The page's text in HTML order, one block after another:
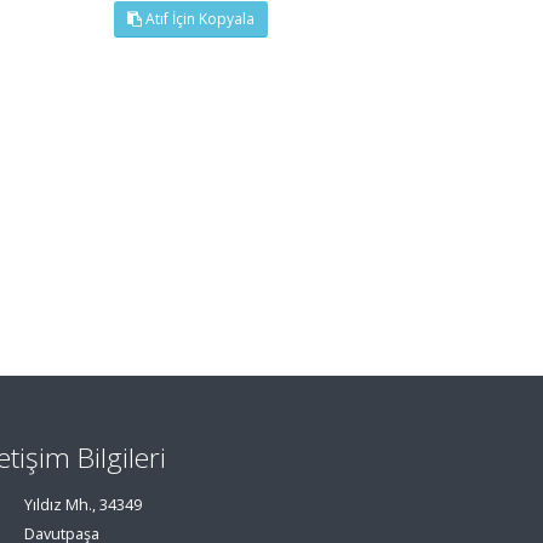
Atıf İçin Kopyala
Bilgileri
Yıldız Mh., 34349
Davutpaşa